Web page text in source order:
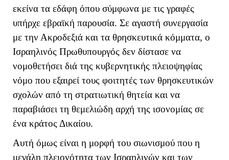
εκείνα τα εδάφη όπου σύμφωνα με τις γραφές
υπήρχε εβραϊκή παρουσία. Σε αγαστή συνεργασία
με την Ακροδεξιά και τα θρησκευτικά κόμματα, ο
Ισραηλινός Πρωθυπουργός δεν δίστασε να
νομοθετήσει διά της κυβερνητικής πλειοψηφίας
νόμο που εξαιρεί τους φοιτητές των θρησκευτικών
σχολών από τη στρατιωτική θητεία και να
παραβιάσει τη θεμελιώδη αρχή της ισονομίας σε
ένα κράτος Δικαίου.
Αυτή όμως είναι η μορφή του σιωνισμού που η
μεγάλη πλειονότητα των Ισραηλινών και των